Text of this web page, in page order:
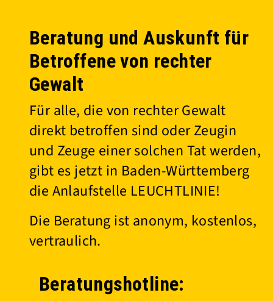
Beratung und Auskunft für
Betroffene von rechter
Gewalt
Für alle, die von rechter Gewalt
direkt betroffen sind oder Zeugin
und Zeuge einer solchen Tat werden,
gibt es jetzt in Baden-Württemberg
die Anlaufstelle LEUCHTLINIE!
Die Beratung ist anonym, kostenlos,
vertraulich.
Beratungshotline: